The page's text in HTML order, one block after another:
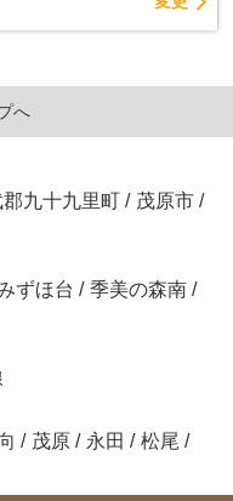
へ
郡九十九里町 / 茂原市 /
ずほ台 / 季美の森南 /
/ 茂原 / 永田 / 松尾 /